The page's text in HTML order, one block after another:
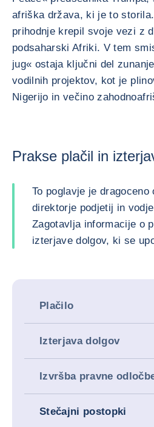
afriška država, ki je to
prihodnje krepil svoje vezi z
podsaharski Afriki. V tem
jug« ostaja ključni del
vodilnih projektov, kot je
Nigerijo in večino
Prakse plačil in
To poglavje je
direktorje podjetij in
Zagotavlja informacije o
izterjave dolgov, ki se
Plačilo
Izterjava dolgov
Izvršba pravne
Stečajni postopki